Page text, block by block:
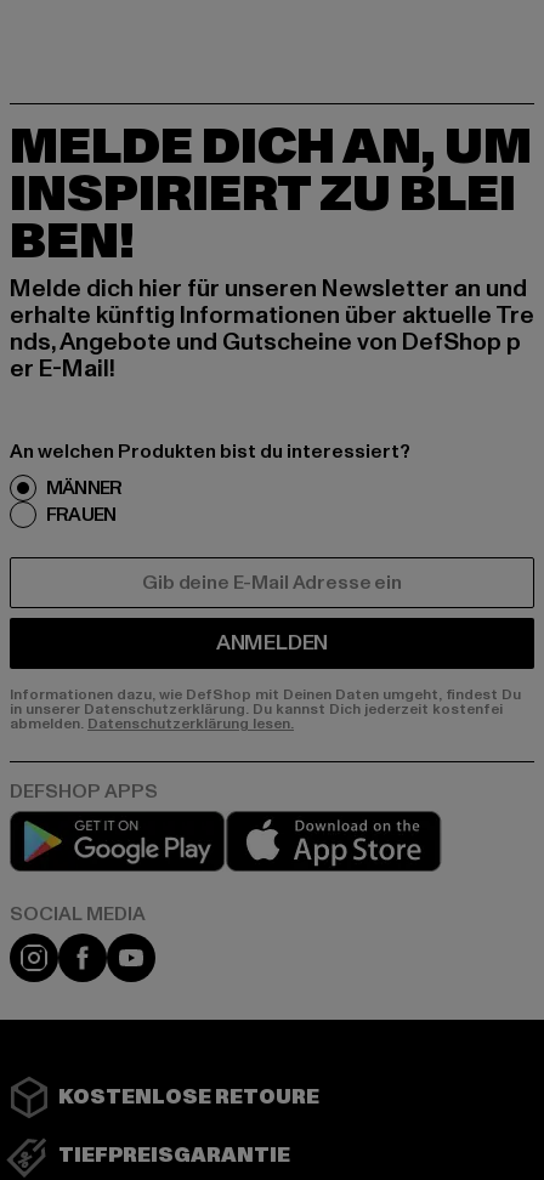
MELDE DICH AN, UM
INSPIRIERT ZU BLEI
BEN!
Melde dich hier für unseren Newsletter an und
erhalte künftig Informationen über aktuelle Tre
nds, Angebote und Gutscheine von DefShop p
er E-Mail!
An welchen Produkten bist du interessiert?
MÄNNER
FRAUEN
ANMELDEN
Informationen dazu, wie DefShop mit Deinen Daten umgeht, findest Du
in unserer Datenschutzerklärung. Du kannst Dich jederzeit kostenfei
abmelden. Datenschutzerklärung lesen.
Play market
Instagram
FacebookYouTube
KOSTENLOSE RETOURE
TIEFPREISGARANTIE